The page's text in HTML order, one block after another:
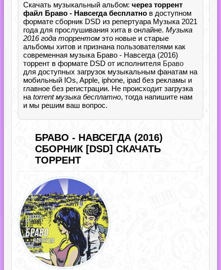
Скачать музыкальный альбом: через торрент
файл Браво - Навсегда бесплатно в доступном
формате сборник DSD из репертуара Музыка 2021
года для прослушивания хита в онлайне. Музыка
2016 года торрентом это новые и старые
альбомы хитов и признана пользователями как
современная музыка Браво - Навсегда (2016)
торрент в формате DSD от исполнителя Браво
для доступных загрузок музыкальным фанатам на
мобильный IOs, Apple, iphone, ipad без рекламы и
главное без регистрации. Не происходит загрузка
на torrent музыка бесплатно, тогда напишите нам
и мы решим ваш вопрос.
БРАВО - НАВСЕГДА (2016)
СБОРНИК [DSD] СКАЧАТЬ
ТОРРЕНТ